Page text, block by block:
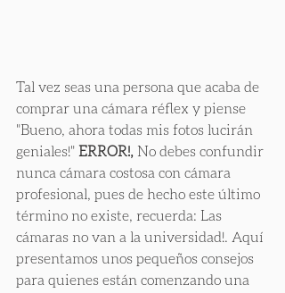
Tal vez seas una persona que acaba de
comprar una cámara réflex y piense
"Bueno, ahora todas mis fotos lucirán
geniales!" ERROR!, No debes confundir
nunca cámara costosa con cámara
profesional, pues de hecho este último
término no existe, recuerda: Las
cámaras no van a la universidad!. Aquí
presentamos unos pequeños consejos
para quienes están comenzando una